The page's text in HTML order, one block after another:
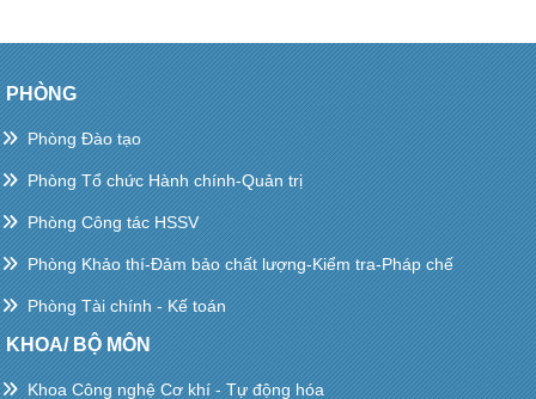
PHÒNG
Phòng Đào tạo
Phòng Tổ chức Hành chính-Quản trị
Phòng Công tác HSSV
Phòng Khảo thí-Đảm bảo chất lượng-Kiểm tra-Pháp chế
Phòng Tài chính - Kế toán
KHOA/ BỘ MÔN
Khoa Công nghệ Cơ khí - Tự động hóa